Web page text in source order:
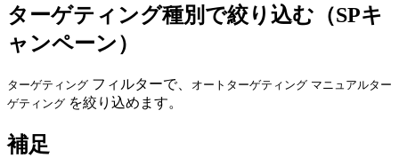
ターゲティング種別で絞り込む（SPキ
ャンペーン）
ターゲティング フィルターで、 オートターゲティング マニュアルター
ゲティング を絞り込めます。
補足